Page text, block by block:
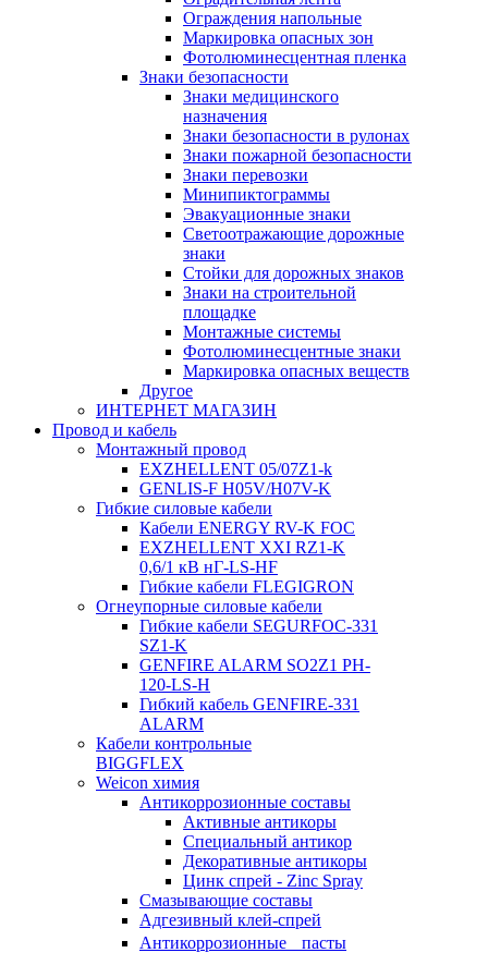
Ограждения напольные
Маркировка опасных зон
Фотолюминесцентная пленка
Знаки безопасности
Знаки медицинского
назначения
Знаки безопасности в рулонах
Знаки пожарной безопасности
Знаки перевозки
Минипиктограммы
Эвакуационные знаки
Светоотражающие дорожные
знаки
Стойки для дорожных знаков
Знаки на строительной
площадке
Монтажные системы
Фотолюминесцентные знаки
Маркировка опасных веществ
Другое
ИНТЕРНЕТ МАГАЗИН
Провод и кабель
Монтажный провод
EXZHELLENT 05/07Z1-k
GENLIS-F Н05V/H07V-K
Гибкие силовые кабели
Кабели ENERGY RV-K FOC
EXZHELLENT XXI RZ1-K
0,6/1 кВ нГ-LS-HF
Гибкие кабели FLEGIGRON
Огнеупорные силовые кабели
Гибкие кабели SEGURFOC-331
SZ1-K
GENFIRE ALARM SO2Z1 PH-
120-LS-H
Гибкий кабель GENFIRE-331
ALARM
Кабели контрольные
BIGGFLEX
Weicon химия
Антикоррозионные составы
Активные антикоры
Специальный антикор
Декоративные антикоры
Цинк спрей - Zinc Spray
Смазывающие составы
Адгезивный клей-спрей
Антикоррозионные пасты